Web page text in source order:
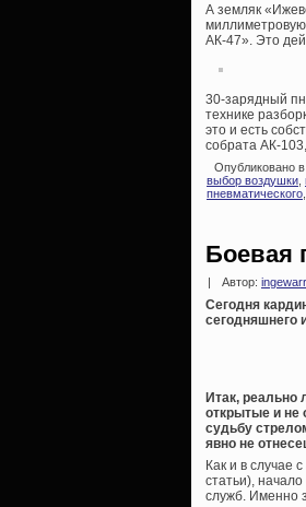
А земляк
АК-47». Это
30-зарядный
технике
это и есть
собрата АК-
Опубликовано
выбор воздушки
пневматического
Боевая
| Автор: ingewarr
Сегодня
сегодняшнего
Итак, реально
открытые и не
судьбу
явно не
Как и в случае
статьи),
служб. Именно